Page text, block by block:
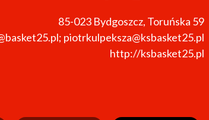
85-023 Bydgoszcz, Toruńska 59
piotrkulpeksza@ksbasket25.pl
http://ksbasket25.pl